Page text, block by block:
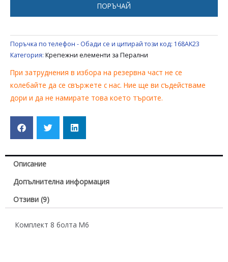
ПОРЪЧАЙ
Поръчка по телефон - Обади се и цитирай този код: 168AK23
Категория: Крепежни елементи за Перални
При затруднения в избора на резервна част не се
колебайте да се свържете с нас. Ние ще ви съдействаме
дори и да не намирате това което търсите.
Описание
Допълнителна информация
Отзиви (9)
Комплект 8 болта М6